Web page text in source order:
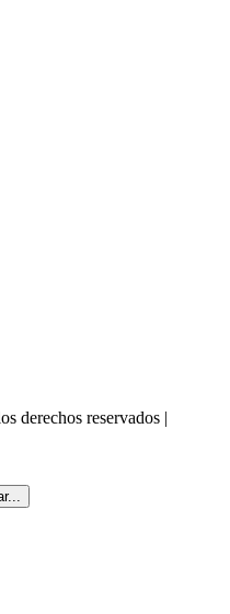
derechos reservados |